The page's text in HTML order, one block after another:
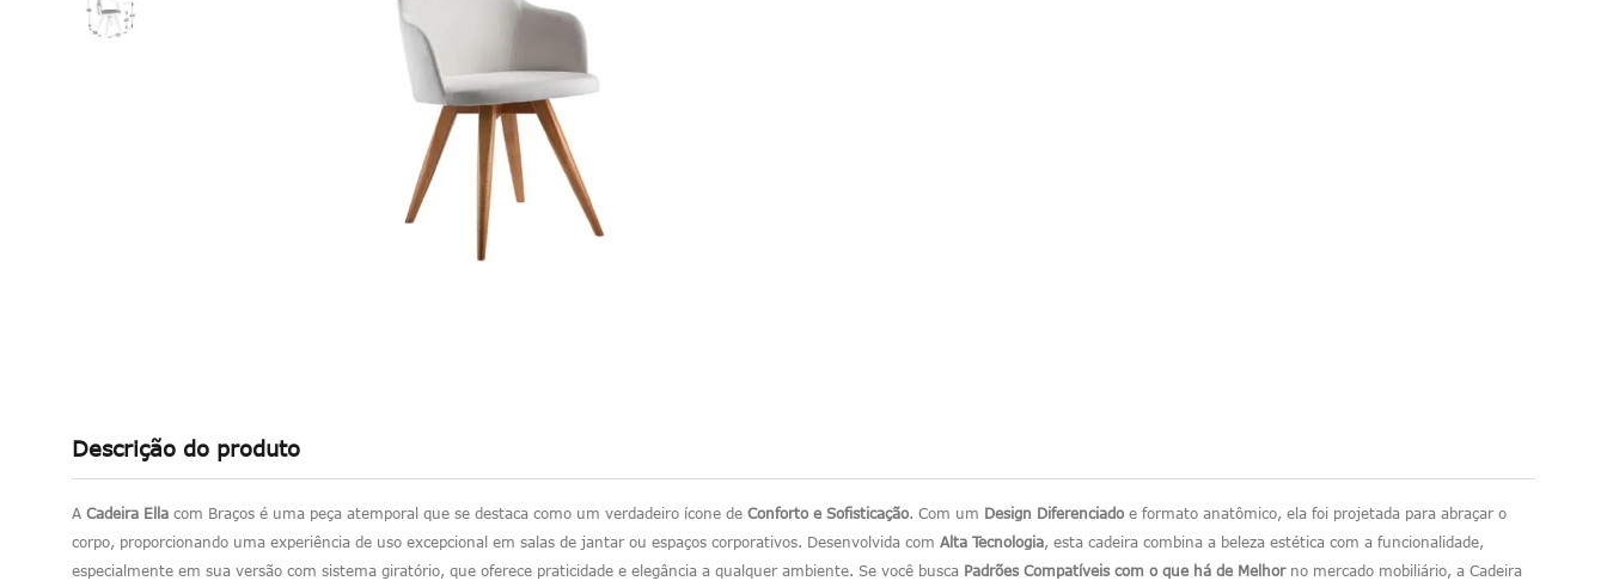
Descrição do produto
A Cadeira Ella com Braços é uma peça atemporal que se destaca como um verdadeiro ícone de Conforto e Sofisticação . Com um Design Diferenciado e formato anatômico, ela foi projetada para abraçar o
corpo, proporcionando uma experiência de uso excepcional em salas de jantar ou espaços corporativos. Desenvolvida com Alta Tecnologia , esta cadeira combina a beleza estética com a funcionalidade,
especialmente em sua versão com sistema giratório, que oferece praticidade e elegância a qualquer ambiente. Se você busca Padrões Compatíveis com o que há de Melhorno mercado mobiliário, a Cadeira